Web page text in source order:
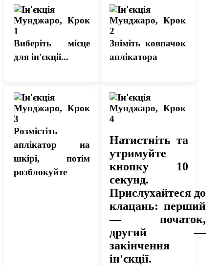
Виберіть місце
для ін'єкції...
Зніміть ковпачок
аплікатора
Розмістіть
аплікатор на
шкірі, потім
розблокуйте
Натистніть та
утримуйте
кнопку 10
секунд.
Прислухайтеся до
клацань: перший
— початок,
другий —
закінчення
ін'єкції.